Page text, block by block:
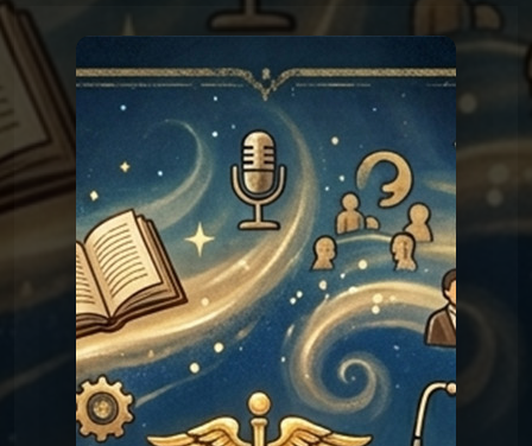
00:00
Les réponses du Graal
Graal 138 - Gros mots
Les réponses du Graal Graal 138 - Gros mots
Les réponses du
Graal
Graal 99 - Tromper
'légalement' ?